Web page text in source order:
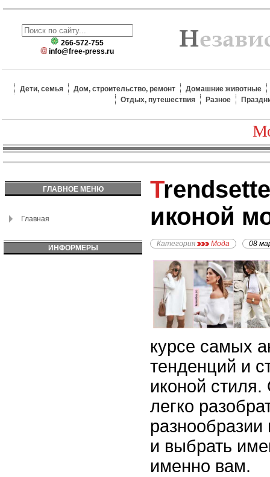
266-572-755
info@free-press.ru
Дети, семья Дом, строительство, ремонт
Домашние животные
Отдых, путешествия
Разное
ГЛАВНОЕ МЕНЮ
Главная
ИНФОРМЕРЫ
Trendsetter: как стать
иконой
Категория Мода 08
курсе самых
тенденций и
иконой
легко
и выбрать
именно вам.